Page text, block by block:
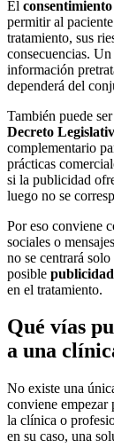
El
permitir al
tratamiento, sus
consecuencias.
información
dependerá del
También puede
Decreto
complementario
prácticas
si la publicidad
luego no se
Por eso conviene
sociales o
no se centrará
posible publicidad
en el tratamiento.
Qué vías
a una
No existe una
conviene empezar
la clínica o
en su caso, una